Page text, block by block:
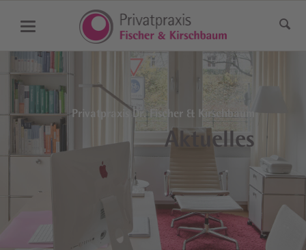
Privatpraxis Dr. Fischer & Kirschbaum
Aktuelles